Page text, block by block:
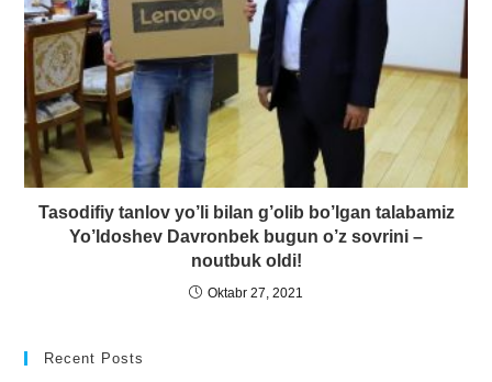
Tasodifiy tanlov yo’li bilan g’olib bo’lgan talabamiz
Yo’ldoshev Davronbek bugun o’z sovrini –
noutbuk oldi!
Oktabr 27, 2021
Recent Posts